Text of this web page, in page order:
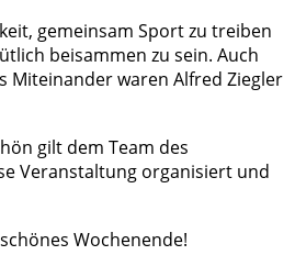
gemeinsam Sport zu treiben
beisammen zu sein. Auch
Miteinander waren Alfred Ziegler
gilt dem Team des
Veranstaltung organisiert und
Wochenende!